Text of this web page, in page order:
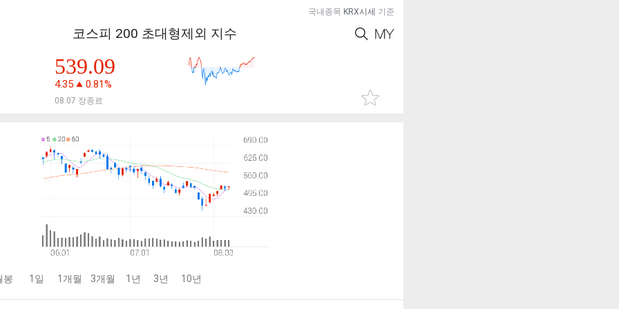
국내종목 KRX시세 기준
코스피 200 초대형제외 지수
539.09
4.35 0.81%
08.07 장종료
봉 1일 1개월 3개월 1년 3년 10년